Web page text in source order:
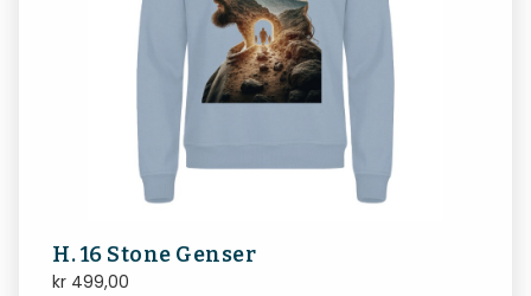
H. 16 Stone Genser
kr 499,00